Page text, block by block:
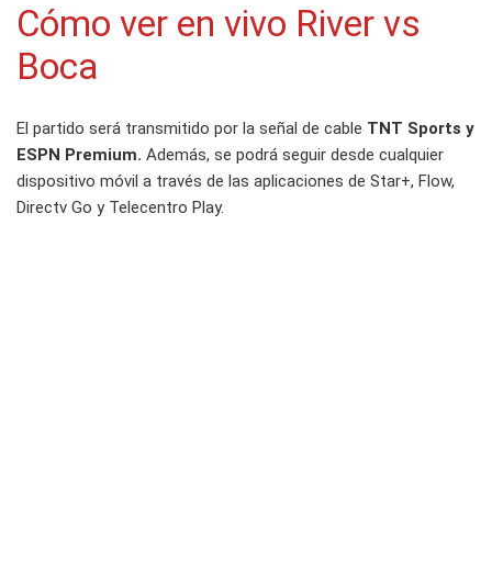
Cómo ver en vivo River vs
Boca
El partido será transmitido por la señal de cable TNT Sports y
ESPN Premium. Además, se podrá seguir desde cualquier
dispositivo móvil a través de las aplicaciones de Star+, Flow,
Directv Go y Telecentro Play.